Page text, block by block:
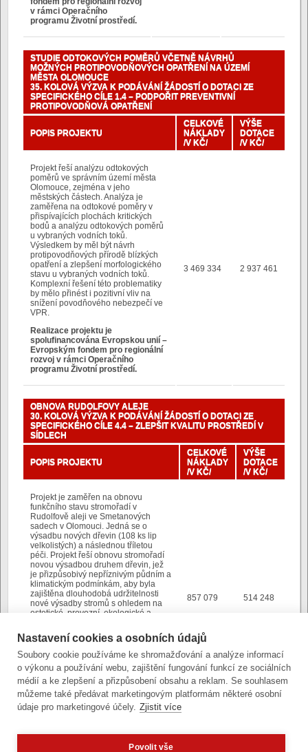
v rámci Operačního
programu Životní prostředí.
STUDIE ODTOKOVÝCH POMĚRŮ VČETNĚ NÁVRHŮ
MOŽNÝCH PROTIPOVODŇOVÝCH OPATŘENÍ NA ÚZEMÍ
MĚSTA OLOMOUCE
35. KOLOVÁ VÝZVA K PODÁVÁNÍ ŽÁDOSTÍ O DOTACI ZE
SPECIFICKÉHO CÍLE 1.4 – PODPOŘIT PREVENTIVNÍ
PROTIPOVODŇOVÁ OPATŘENÍ
POPIS PROJEKTU
CELKOVÉ
NÁKLADY
/V KČ/
VÝŠE
DOTACE
/V KČ/
Projekt řeší analýzu odtokových
poměrů ve správním území města
Olomouce, zejména v jeho
městských částech. Analýza je
zaměřena na odtokové poměry v
přispívajících plochách kritických
bodů a analýzu odtokových poměrů
u vybraných vodních toků.
Výsledkem by měl být návrh
protipovodňových přírodě blízkých
opatření a zlepšení morfologického
stavu u vybraných vodních toků.
Komplexní řešení této problematiky
by mělo přinést i pozitivní vliv na
snížení povodňového nebezpečí ve
VPR.
Realizace projektu je
spolufinancována Evropskou unií –
Evropským fondem pro regionální
rozvoj v rámci Operačního
programu Životní prostředí.
3 469 334 2 937 461
OBNOVA RUDOLFOVY ALEJE
30. KOLOVÁ VÝZVA K PODÁVÁNÍ ŽÁDOSTÍ O DOTACI ZE
SPECIFICKÉHO CÍLE 4.4 – ZLEPŠIT KVALITU PROSTŘEDÍ V
SÍDLECH
POPIS PROJEKTU
CELKOVÉ
NÁKLADY
/V KČ/
VÝŠE
DOTACE
/V KČ/
Projekt je zaměřen na obnovu
funkčního stavu stromořadí v
Rudolfově aleji ve Smetanových
sadech v Olomouci. Jedná se o
výsadbu nových dřevin (108 ks lip
velkolistých) a následnou tříletou
péči. Projekt řeší obnovu stromořadí
novou výsadbou druhem dřevin, jež
je přizpůsobivý nepříznivým půdním a
klimatickým podmínkám, aby byla
zajištěna dlouhodobá udržitelnosti
nové výsadby stromů s ohledem na
estetické, provozní, ekologické a
současném zohlednění zájmů
památkové péče.
Realizace projektu je
spolufinancována Evropskou unií –
Evropským fondem pro regionální
rozvoj v rámci Operačního
programu Životní prostředí.
857 079 514 248
Autor:Pavel Snášel
Nastavení cookies a osobních údajů
Soubory cookie používáme ke shromažďování a analýze informací
o výkonu a používání webu, zajištění fungování funkcí ze sociálních
médií a ke zlepšení a přizpůsobení obsahu a reklam. Se souhlasem
můžeme také předávat marketingovým platformám některé osobní
údaje pro marketingové účely. Zjistit více
Povolit vše